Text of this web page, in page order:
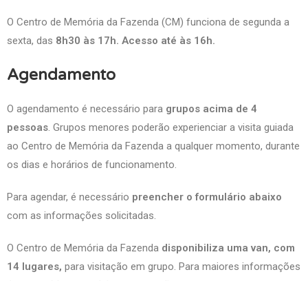
O Centro de Memória da Fazenda (CM) funciona de segunda a
sexta, das 8h30 às 17h. Acesso até às 16h.
Agendamento
O agendamento é necessário para grupos acima de 4
pessoas. Grupos menores poderão experienciar a visita guiada
ao Centro de Memória da Fazenda a qualquer momento, durante
os dias e horários de funcionamento.
Para agendar, é necessário preencher o formulário abaixo
com as informações solicitadas.
O Centro de Memória da Fazenda disponibiliza uma van, com
14 lugares, para visitação em grupo. Para maiores informações